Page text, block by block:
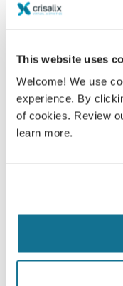
This website uses
Welcome! We use
experience. By
of cookies. Review
learn more.
melhorar a
procedimentos